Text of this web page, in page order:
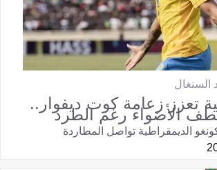
تعزز زعامة كوت ديفوار..
الأضواء رغم الطرد
الديمقراطية تواصل المطاردة